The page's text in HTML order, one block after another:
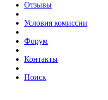
Отзывы
Условия комиссии
Форум
Контакты
Поиск